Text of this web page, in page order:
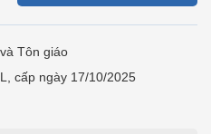
Tôn giáo
cấp ngày 17/10/2025